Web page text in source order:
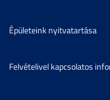
Épületeink nyitvatartása
Felvételivel kapcsolatos